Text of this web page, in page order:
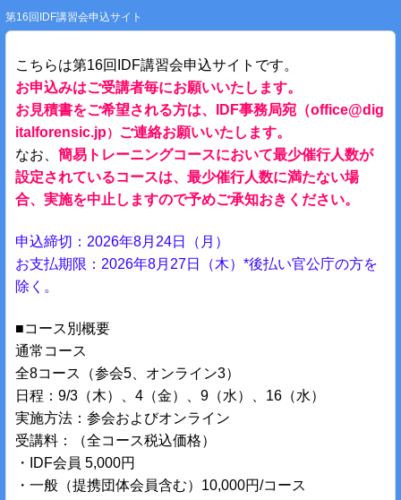
第16回IDF講習会申込サイト
こちらは第16回IDF講習会申込サイトです。
お申込みはご受講者毎にお願いいたします。
お見積書をご希望される方は、IDF事務局宛（office@dig
italforensic.jp） ご連絡お願いいたします。
なお、 簡易トレーニングコースにおいて最少催行人数が
設定されているコースは、最少催行人数に満たない場
合、実施を中止しますので予めご承知おきください。
申込締切：2026年8月24日（月）
お支払期限：2026年8月27日（木）*後払い官公庁の方を
除く。
■コース別概要
通常コース
全8コース（参会5、オンライン3）
日程：9/3（木）、4（金）、9（水）、16（水）
実施方法：参会およびオンライン
受講料：（全コース税込価格）
・IDF会員 5,000円
・一般（提携団体会員含む）10,000円/コース